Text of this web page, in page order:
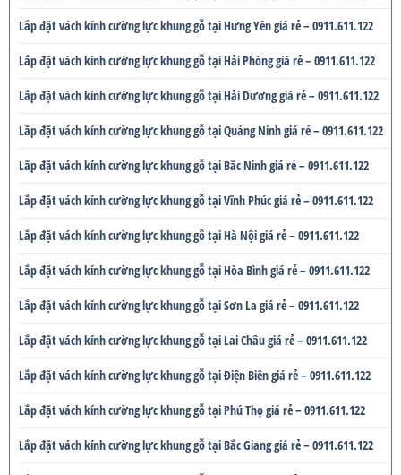
Lắp đặt vách kính cường lực khung gỗ tại Hưng Yên giá rẻ – 0911.611.122
Lắp đặt vách kính cường lực khung gỗ tại Hải Phòng giá rẻ – 0911.611.122
Lắp đặt vách kính cường lực khung gỗ tại Hải Dương giá rẻ – 0911.611.122
Lắp đặt vách kính cường lực khung gỗ tại Quảng Ninh giá rẻ – 0911.611.122
Lắp đặt vách kính cường lực khung gỗ tại Bắc Ninh giá rẻ – 0911.611.122
Lắp đặt vách kính cường lực khung gỗ tại Vĩnh Phúc giá rẻ – 0911.611.122
Lắp đặt vách kính cường lực khung gỗ tại Hà Nội giá rẻ – 0911.611.122
Lắp đặt vách kính cường lực khung gỗ tại Hòa Bình giá rẻ – 0911.611.122
Lắp đặt vách kính cường lực khung gỗ tại Sơn La giá rẻ – 0911.611.122
Lắp đặt vách kính cường lực khung gỗ tại Lai Châu giá rẻ – 0911.611.122
Lắp đặt vách kính cường lực khung gỗ tại Điện Biên giá rẻ – 0911.611.122
Lắp đặt vách kính cường lực khung gỗ tại Phú Thọ giá rẻ – 0911.611.122
Lắp đặt vách kính cường lực khung gỗ tại Bắc Giang giá rẻ – 0911.611.122